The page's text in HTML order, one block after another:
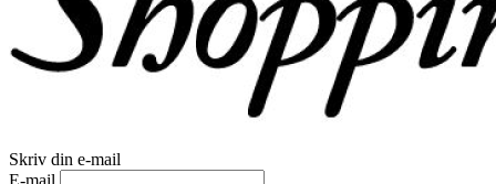
Skriv din e-mail
E-mail